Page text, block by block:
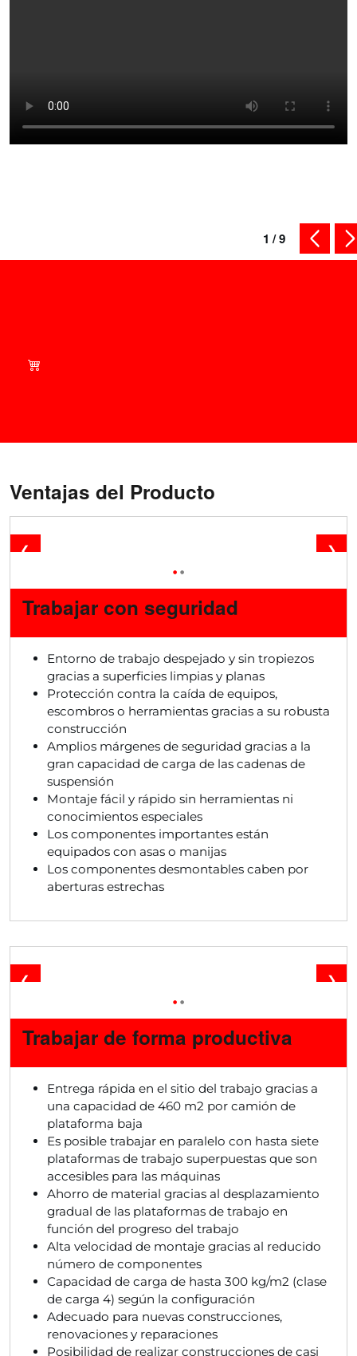
1 /9
Ventajas del Producto
❮ ❯
••
Trabajar con seguridad
Entorno de trabajo despejado y sin tropiezos
gracias a superficies limpias y planas
Protección contra la caída de equipos,
escombros o herramientas gracias a su robusta
construcción
Amplios márgenes de seguridad gracias a la
gran capacidad de carga de las cadenas de
suspensión
Montaje fácil y rápido sin herramientas ni
conocimientos especiales
Los componentes importantes están
equipados con asas o manijas
Los componentes desmontables caben por
aberturas estrechas
❮ ❯
••
Trabajar de forma productiva
Entrega rápida en el sitio del trabajo gracias a
una capacidad de 460 m2 por camión de
plataforma baja
Es posible trabajar en paralelo con hasta siete
plataformas de trabajo superpuestas que son
accesibles para las máquinas
Ahorro de material gracias al desplazamiento
gradual de las plataformas de trabajo en
función del progreso del trabajo
Alta velocidad de montaje gracias al reducido
número de componentes
Capacidad de carga de hasta 300 kg/m2 (clase
de carga 4) según la configuración
Adecuado para nuevas construcciones,
renovaciones y reparaciones
Posibilidad de realizar construcciones de casi